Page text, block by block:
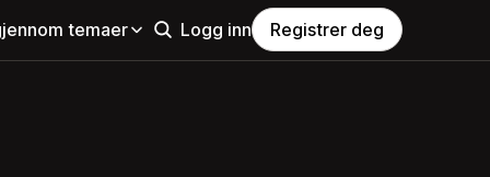
temaer Logg inn Registrer deg